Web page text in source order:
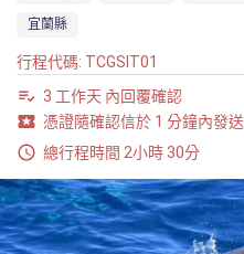
宜蘭縣
行程代碼: TCGSIT01
3 工作天 內回覆確認
憑證隨確認信於 1 分鐘內發
總行程時間 2小時 30分